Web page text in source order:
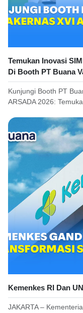
Temukan Inovasi
Di Booth PT Buana
Kunjungi Booth PT
ARSADA 2026:
Kemenkes RI Dan
JAKARTA –